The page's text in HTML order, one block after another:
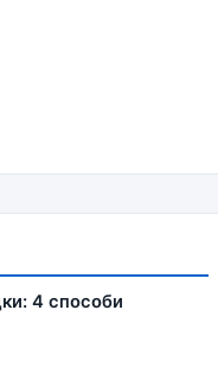
4 способи